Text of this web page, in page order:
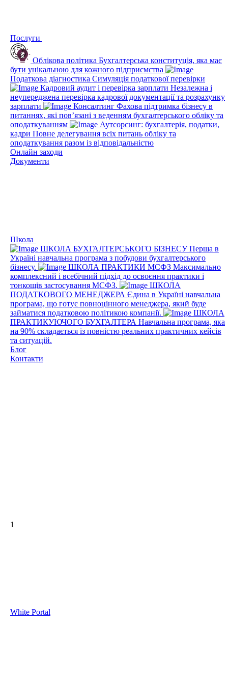
Послуги
Облікова політика Бухгалтерська конституція, яка має
бути унікальною для кожного підприємства
Податкова діагностика Симуляція податкової перевірки
Кадровий аудит і перевірка зарплати Незалежна і
неупереджена перевірка кадрової документації та розрахунку
зарплати
Консалтинг Фахова підтримка бізнесу в
питаннях, які пов’язані з веденням бухгалтерського обліку та
оподаткуванням
Аутсорсинг: бухгалтерія, податки,
кадри Повне делегування всіх питань обліку та
оподаткування разом із відповідальністю
Онлайн заходи
Документи
Школа
ШКОЛА БУХГАЛТЕРСЬКОГО БІЗНЕСУПерша в
Україні навчальна програма з побудови бухгалтерського
бізнесу.
ШКОЛА ПРАКТИКИ МСФЗ Максимально
комплексний і всебічний підхід до освоєння практики і
тонкощів застосування МСФЗ.
ШКОЛА
ПОДАТКОВОГО МЕНЕДЖЕРА Єдина в Україні навчальна
програма, що готує повноцінного менеджера, який буде
займатися податковою політикою компанії.
ШКОЛА
ПРАКТИКУЮЧОГО БУХГАЛТЕРА Навчальна програма, яка
на 90% складається із повністю реальних практичних кейсів
та ситуацій.
Блог
Контакти
1
White Portal